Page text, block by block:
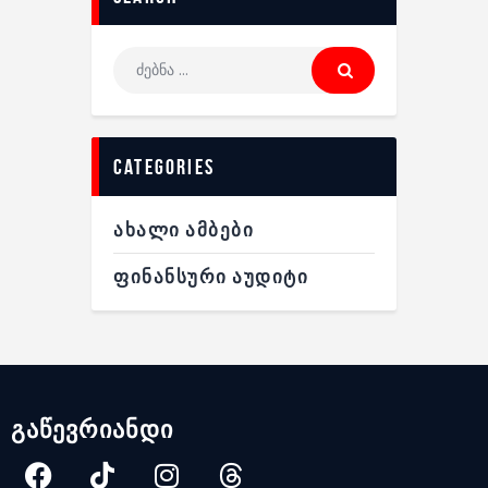
categories
ᲐᲮᲐᲚᲘ ᲐᲛᲑᲔᲑᲘ
ᲤᲘᲜᲐᲜᲡᲣᲠᲘ ᲐᲣᲓᲘᲢᲘ
გაწევრიანდი